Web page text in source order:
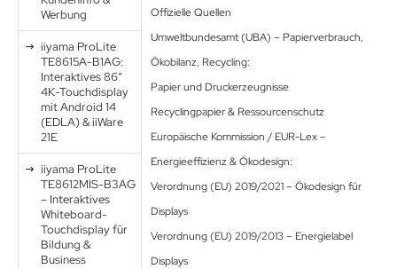
Werbung
iiyama ProLite
TE8615A-B1AG:
Interaktives 86″
4K-Touchdisplay
mit Android 14
(EDLA) & iiWare
21E
iiyama ProLite
TE8612MIS-B3AG
– Interaktives
Whiteboard-
Touchdisplay für
Bildung &
Business
Offizielle Quellen
Umweltbundesamt (UBA) – Papierverbrauch,
Ökobilanz, Recycling:
Papier und Druckerzeugnisse
Recyclingpapier & Ressourcenschutz
Europäische Kommission / EUR-Lex –
Energieeffizienz & Ökodesign:
Verordnung (EU) 2019/2021 – Ökodesign für
Displays
Verordnung (EU) 2019/2013 – Energielabel
Displays